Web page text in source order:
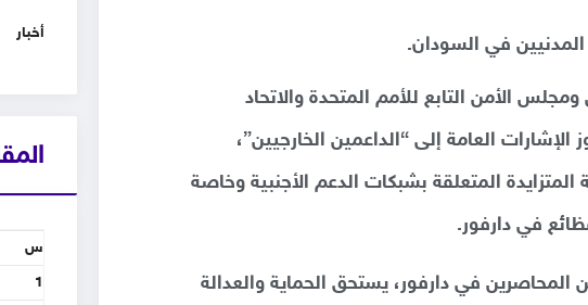
المدنيين في السودان.
ومجلس الأمن التابع للأمم المتحدة والاتحاد
العامة إلى “الداعمين الخارجيين”،
المتعلقة بشبكات الدعم الأجنبية وخاصة
في دارفور.
في دارفور، يستحق الحماية والعدالة
أخبار
س
1